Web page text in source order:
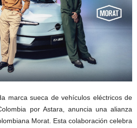
marca sueca de vehículos eléctricos de
por Astara, anuncia una alianza
Morat. Esta colaboración celebra